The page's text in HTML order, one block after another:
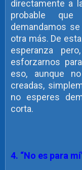
directamente a
probable
demandamos
otra más. De
esperanza
esforzarnos
eso, aunque
creadas,
no esperes
corta.
4. “No es para